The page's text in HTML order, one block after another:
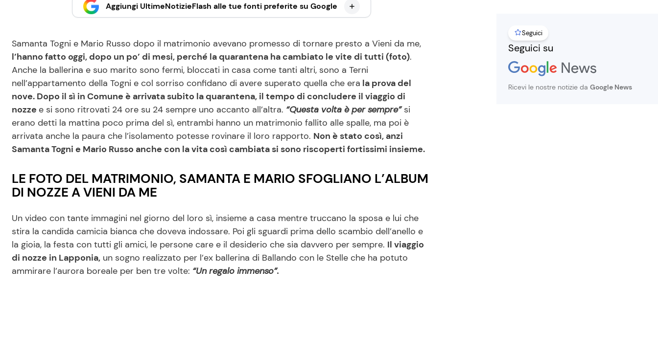
Aggiungi UltimeNotizieFlash alle tue fonti preferite su Google
Samanta Togni e Mario Russo dopo il matrimonio avevano promesso di tornare presto a Vieni da me,
l’hanno fatto oggi, dopo un po’ di mesi, perché la quarantena ha cambiato le vite di tutti (foto).
Anche la ballerina e suo marito sono fermi, bloccati in casa come tanti altri, sono a Terni
nell’appartamento della Togni e col sorriso confidano di avere superato quella che era la prova del
nove. Dopo il sì in Comune è arrivata subito la quarantena, il tempo di concludere il viaggio di
nozze e si sono ritrovati 24 ore su 24 sempre uno accanto all’altra. “Questa volta è per sempre”si
erano detti la mattina poco prima del sì, entrambi hanno un matrimonio fallito alle spalle, ma poi è
arrivata anche la paura che l’isolamento potesse rovinare il loro rapporto. Non è stato così, anzi
Samanta Togni e Mario Russo anche con la vita così cambiata si sono riscoperti fortissimi insieme.
LE FOTO DEL MATRIMONIO, SAMANTA E MARIO SFOGLIANO L’ALBUM
DI NOZZE A VIENI DA ME
Un video con tante immagini nel giorno del loro sì, insieme a casa mentre truccano la sposa e lui che
stira la candida camicia bianca che doveva indossare. Poi gli sguardi prima dello scambio dell’anello e
la gioia, la festa con tutti gli amici, le persone care e il desiderio che sia davvero per sempre. Il viaggio
di nozze in Lapponia, un sogno realizzato per l’ex ballerina di Ballando con le Stelle che ha potuto
ammirare l’aurora boreale per ben tre volte: “Un regalo immenso”.
Seguici
Seguici su
Ricevi le nostre notizie da Google News